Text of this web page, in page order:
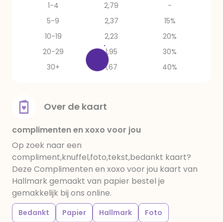
1-4
2,79
-
5-9
2,37
15%
10-19
2,23
20%
20-29
1,95
30%
30+
1,67 40%
Over de kaart
complimenten en xoxo voor jou
Op zoek naar een
compliment,knuffel,foto,tekst,bedankt kaart?
Deze Complimenten en xoxo voor jou kaart van
Hallmark gemaakt van papier bestel je
gemakkelijk bij ons online.
Bedankt Papier Hallmark
Foto